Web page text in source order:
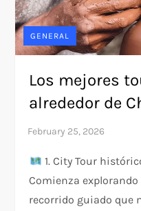
GENERAL
Los mejores
alrededor de
1. City Tour
Comienza
recorrido guiado que